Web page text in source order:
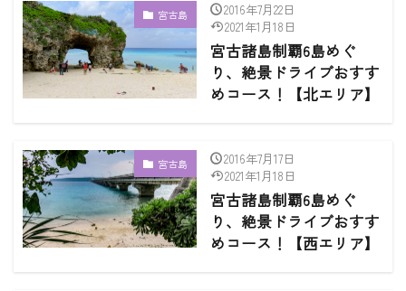
宮古島
2016年7月22日
2021年1月18日
宮古諸島制覇6島めぐ
り、絶景ドライブおすす
めコース！【北エリア】
宮古島
2016年7月17日
2021年1月18日
宮古諸島制覇6島めぐ
り、絶景ドライブおすす
めコース！【西エリア】